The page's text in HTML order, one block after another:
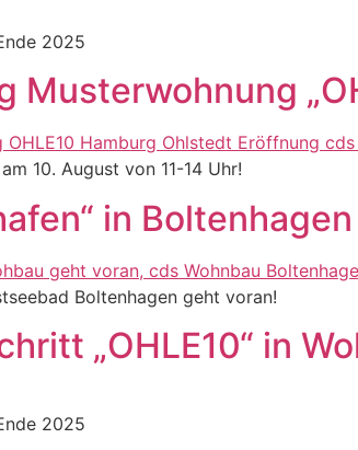
2025
Musterwohnung
10. August von 11-14 Uhr!
in
Boltenhagen geht voran!
„OHLE10“ in
2025